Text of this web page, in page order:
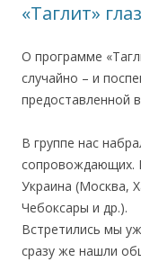
«Таглит»
О программе
случайно – и
предоставленной
В группе нас
сопровождающих.
Украина (Москва,
Чебоксары и др.).
Встретились мы
сразу же нашли